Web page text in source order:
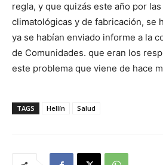
regla, y que quizás este año por
climatológicas y de fabricación, se
ya se habían enviado informe a la
de Comunidades. que eran los
este problema que viene de hace
TAGS Hellín Salud